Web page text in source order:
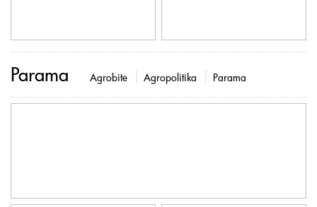
Parama Agrobitė Agropolitika Parama